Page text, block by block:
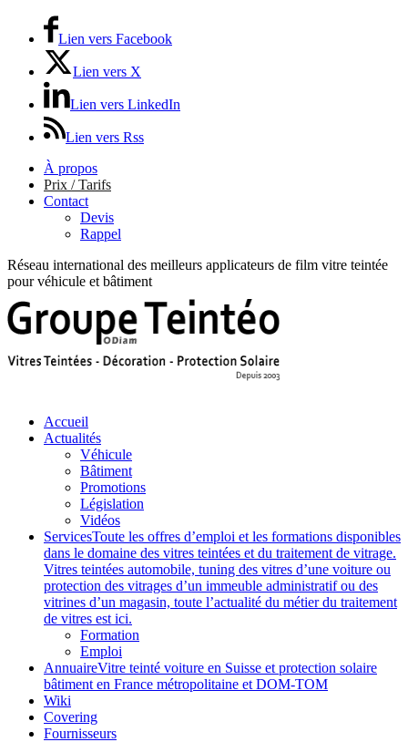
Lien vers Facebook
Lien vers X
Lien vers LinkedIn
Lien vers Rss
À propos
Prix / Tarifs
Contact
Devis
Rappel
Réseau international des meilleurs applicateurs de film vitre teintée
pour véhicule et bâtiment
Accueil
Actualités
Véhicule
Bâtiment
Promotions
Législation
Vidéos
ServicesToute les offres d’emploi et les formations disponibles
dans le domaine des vitres teintées et du traitement de vitrage.
Vitres teintées automobile, tuning des vitres d’une voiture ou
protection des vitrages d’un immeuble administratif ou des
vitrines d’un magasin, toute l’actualité du métier du traitement
de vitres est ici.
Formation
Emploi
AnnuaireVitre teinté voiture en Suisse et protection solaire
bâtiment en France métropolitaine et DOM-TOM
Wiki
Covering
Fournisseurs